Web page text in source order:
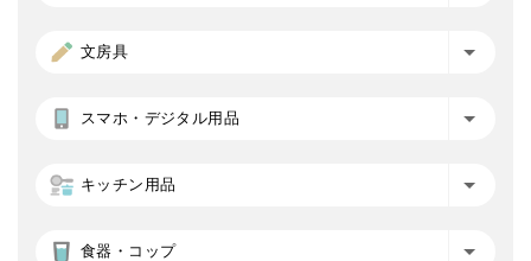
文房具
スマホ・デジタル用品
キッチン用品
食器・コップ